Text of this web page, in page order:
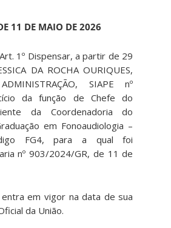
11 DE MAIO DE 2026
1º Dispensar, a partir de 29
DA ROCHA OURIQUES,
SIAPE nº
da função de Chefe do
da Coordenadoria do
em Fonoaudiologia –
FG4, para a qual foi
nº 903/2024/GR, de 11 de
em vigor na data de sua
da União.